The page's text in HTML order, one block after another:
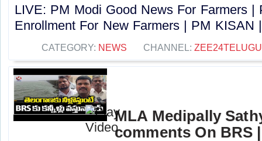
LIVE: PM Modi Good News For Farmers |
Enrollment For New Farmers | PM KISAN
CATEGORY: NEWS CHANNEL:
MLA Medipally
comments On BRS